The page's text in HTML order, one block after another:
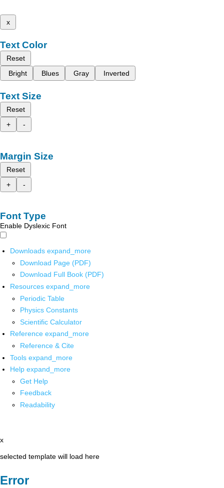
x
Text Color
Reset
Bright
Blues Gray Inverted
Text Size
Reset
+
-
Margin Size
Reset
+
-
Font Type
Enable Dyslexic Font
Downloads expand_more
Download Page (PDF)
Download Full Book (PDF)
Resources expand_more
Periodic Table
Physics Constants
Scientific Calculator
Reference expand_more
Reference & Cite
Tools expand_more
Help expand_more
Get Help
Feedback
Readability
x
selected template will load here
Error